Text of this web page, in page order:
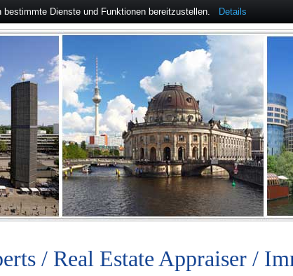
/ Real Estate Appraiser /
Dienste und Funktionen bereitzustellen. Details